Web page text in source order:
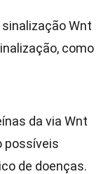
sinalização Wnt
como
da via Wnt
possíveis
de doenças.